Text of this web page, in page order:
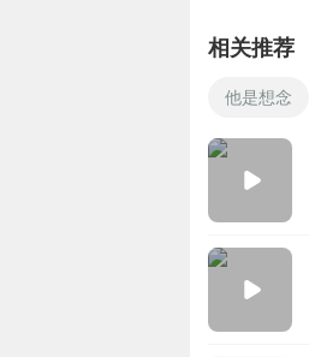
相关推荐
他是想念